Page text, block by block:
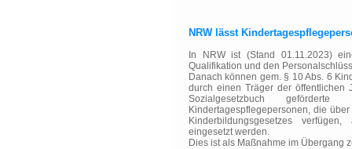
NRW lässt
In NRW ist (Stand 01.11.2023)
Qualifikation und den
Danach können gem. § 10 Abs. 6
durch einen Träger der öffentlichen
Sozialgesetzbuch
Kindertagespflegepersonen, die
Kinderbildungsgesetzes
eingesetzt werden.
Dies ist als Maßnahme im Übergang